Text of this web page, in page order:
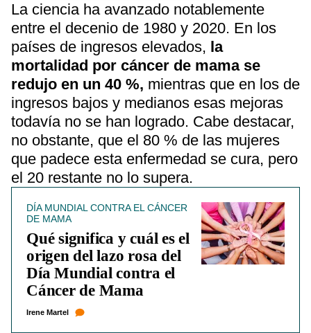
La ciencia ha avanzado notablemente
entre el decenio de 1980 y 2020. En los
países de ingresos elevados, la
mortalidad por cáncer de mama se
redujo en un 40 %, mientras que en los de
ingresos bajos y medianos esas mejoras
todavía no se han logrado. Cabe destacar,
no obstante, que el 80 % de las mujeres
que padece esta enfermedad se cura, pero
el 20 restante no lo supera.
DÍA MUNDIAL CONTRA EL CÁNCER
DE MAMA
Qué significa y cuál es el
origen del lazo rosa del
Día Mundial contra el
Cáncer de Mama
Irene Martel